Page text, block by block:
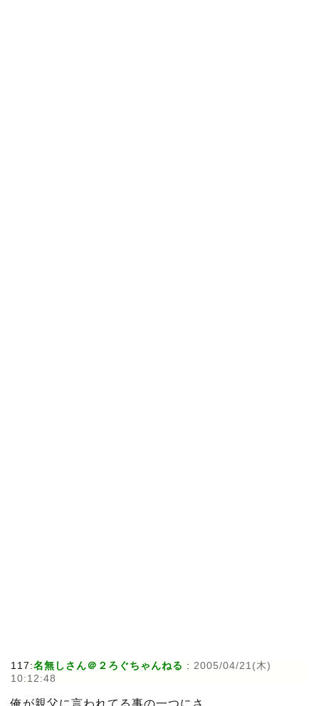
117:名無しさん＠２ろぐちゃんねる : 2005/04/21(木)
10:12:48